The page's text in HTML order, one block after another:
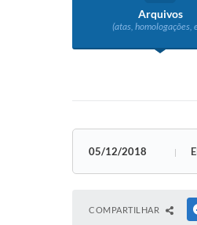
Arquivos
(atas, homologações,
05/12/2018
COMPARTILHAR